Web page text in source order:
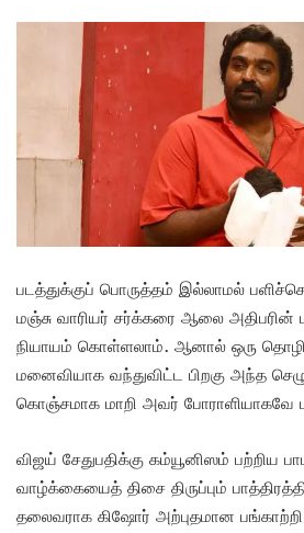
படத்துக்குப் பொருத்தம் இல்லாமல்
மஞ்சு வாரியர் சர்க்கரை ஆலை
நியாயம் கொள்ளலாம். ஆனால் ஒரு
மனைவியாக வந்துவிட்ட பிறகு அந்த
கொஞ்சமாக மாறி அவர் போராளியாகவே
விஜய் சேதுபதிக்கு கம்யூனிஸம் பற்றிய
வாழ்க்கையைத் திசை திருப்பும்
தலைவராக கிஷோர் அற்புதமான பங்காற்றி